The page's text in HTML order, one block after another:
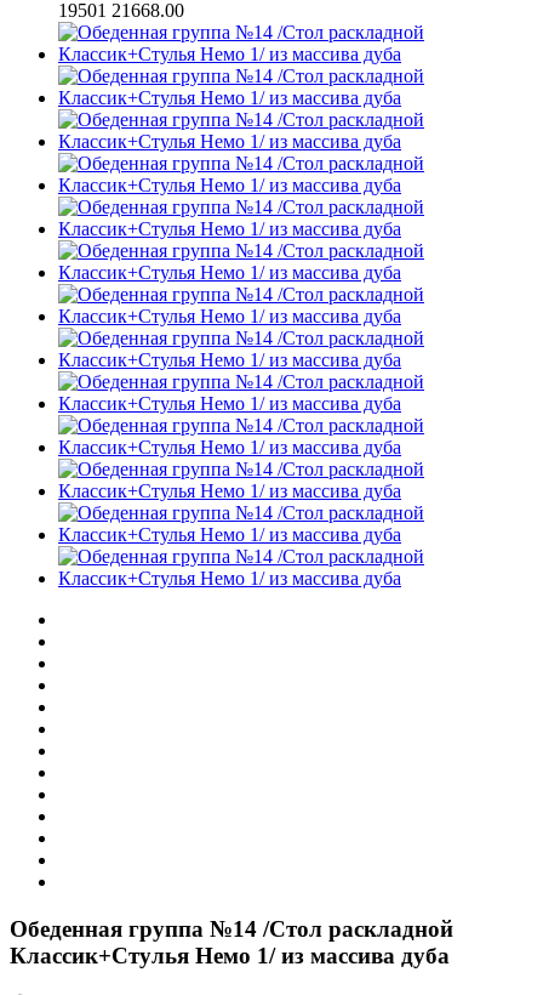
19501 21668.00
Обеденная группа №14 /Стол раскладной
Классик+Стулья Немо 1/ из массива дуба